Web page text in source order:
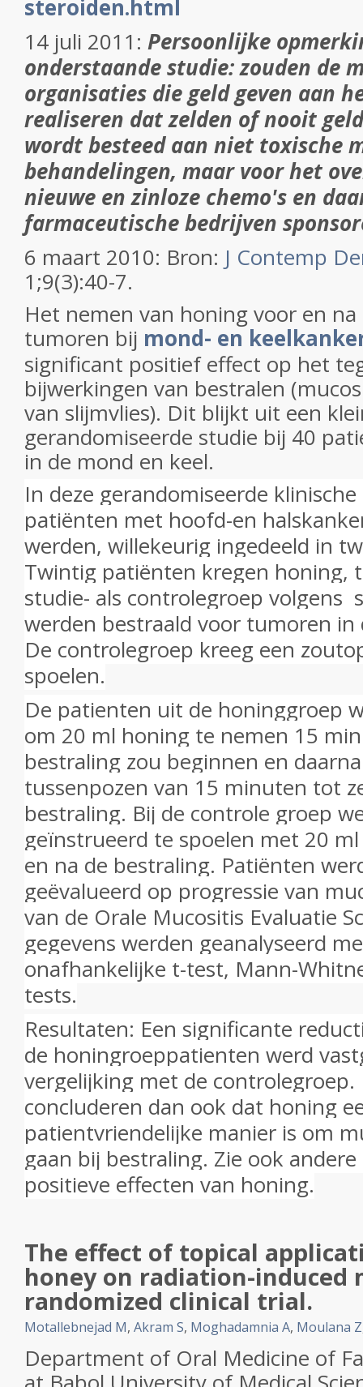
steroiden.html
14 juli 2011: Persoonlijke
onderstaande studie: zouden de
organisaties die geld geven aan
realiseren dat zelden of nooit
wordt besteed aan niet toxische
behandelingen, maar voor het
nieuwe en zinloze chemo's en
farmaceutische bedrijven
6 maart 2010: Bron: J Contemp
1;9(3):40-7.
Het nemen van honing voor en
tumoren bij mond- en
significant positief effect op het
bijwerkingen van bestralen
van slijmvlies). Dit blijkt uit een
gerandomiseerde studie bij 40
in de mond en keel.
In deze gerandomiseerde
patiënten met hoofd-en
werden, willekeurig ingedeeld in
Twintig patiënten kregen honing,
studie- als controlegroep volgens
werden bestraald voor tumoren in
De controlegroep kreeg een
spoelen.
De patienten uit de honinggroep
om 20 ml honing te nemen 15
bestraling zou beginnen en
tussenpozen van 15 minuten tot
bestraling. Bij de controle groep
geïnstrueerd te spoelen met 20
en na de bestraling. Patiënten
geëvalueerd op progressie van
van de Orale Mucositis Evaluatie
gegevens werden geanalyseerd
onafhankelijke t-test, Mann-
tests.
Resultaten: Een significante
de honingroeppatienten werd
vergelijking met de controlegroep.
concluderen dan ook dat honing
patientvriendelijke manier is om
gaan bij bestraling. Zie ook
positieve effecten van honing.
The effect of topical
honey on radiation-induced
randomized clinical trial.
Motallebnejad M, Akram S, Moghadamnia A, Moulana Z
Department of Oral Medicine of